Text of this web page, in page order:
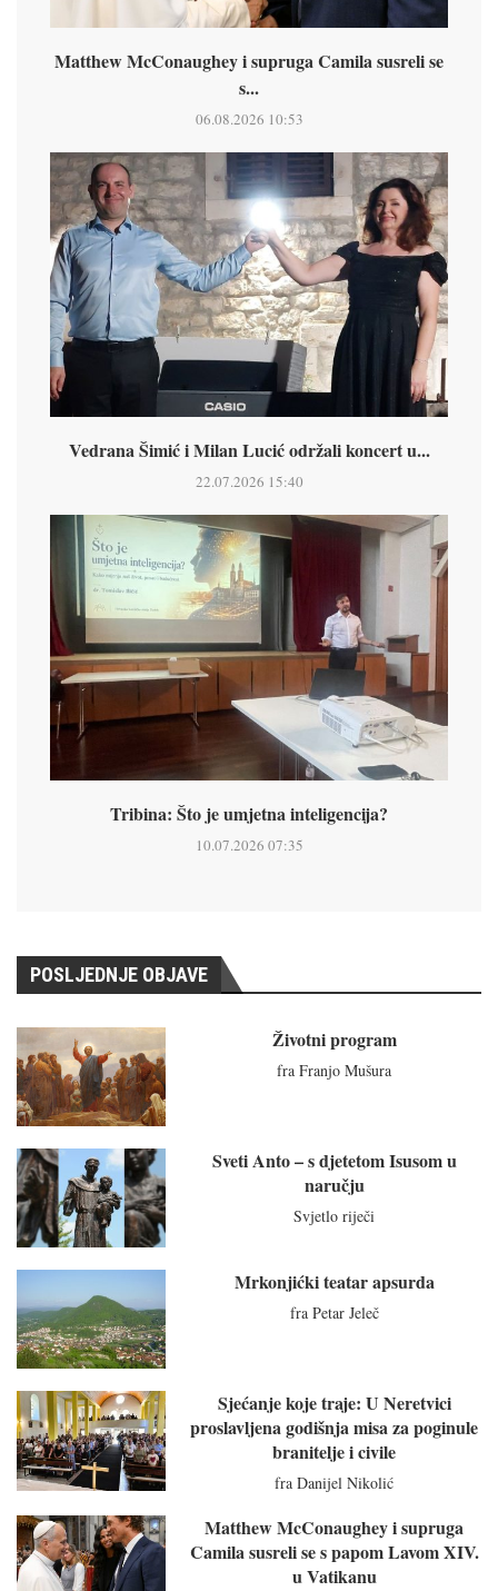
Matthew McConaughey i supruga Camila susreli se
s...
06.08.2026 10:53
Vedrana Šimić i Milan Lucić održali koncert u...
22.07.2026 15:40
Tribina: Što je umjetna inteligencija?
10.07.2026 07:35
POSLJEDNJE OBJAVE
Životni program
fra Franjo Mušura
Sveti Anto – s djetetom Isusom u
naručju
Svjetlo riječi
Mrkonjićki teatar apsurda
fra Petar Jeleč
Sjećanje koje traje: U Neretvici
proslavljena godišnja misa za poginule
branitelje i civile
fra Danijel Nikolić
Matthew McConaughey i supruga
Camila susreli se s papom Lavom XIV.
u Vatikanu